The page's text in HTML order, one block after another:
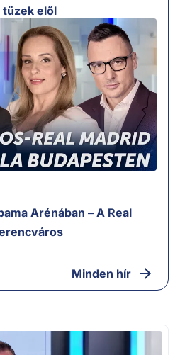
tüzek elől
Arénában – A Real
Minden hír